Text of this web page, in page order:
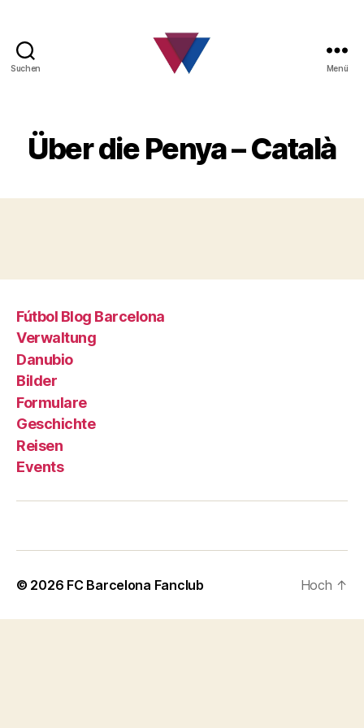
Suchen Menü
Über die Penya – Català
Fútbol Blog Barcelona
Verwaltung
Danubio
Bilder
Formulare
Geschichte
Reisen
Events
© 2026 FC Barcelona Fanclub Hoch ↑